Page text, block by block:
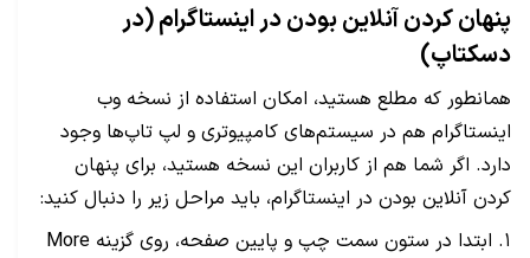
پنهان کردن آنلاین بودن در اینستاگرام (در
دسکتاپ)
همانطور که مطلع هستید، امکان استفاده از نسخه وب
اینستاگرام هم در سیستم‌های کامپیوتری و لپ تاپ‌ها وجود
دارد. اگر شما هم از کاربران این نسخه هستید، برای پنهان
کردن آنلاین بودن در اینستاگرام، باید مراحل زیر را دنبال کنید:
۱. ابتدا در ستون سمت چپ و پایین صفحه، روی گزینه More